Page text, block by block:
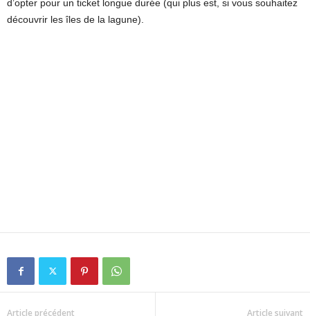
d’opter pour un ticket longue durée (qui plus est, si vous souhaitez
découvrir les îles de la lagune).
Article précédent Article suivant